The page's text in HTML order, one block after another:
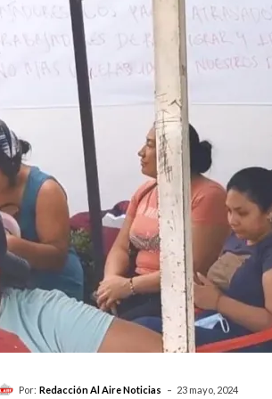
Por: Redacción Al Aire Noticias - 23 mayo, 2024